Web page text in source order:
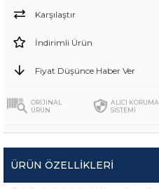
Karşılaştır
İndirimli Ürün
Fiyat Düşünce Haber Ver
ORİJİNAL
ÜRÜN
ALICI KORUMA
SİSTEMİ
ÜRÜN ÖZELLIKLERI